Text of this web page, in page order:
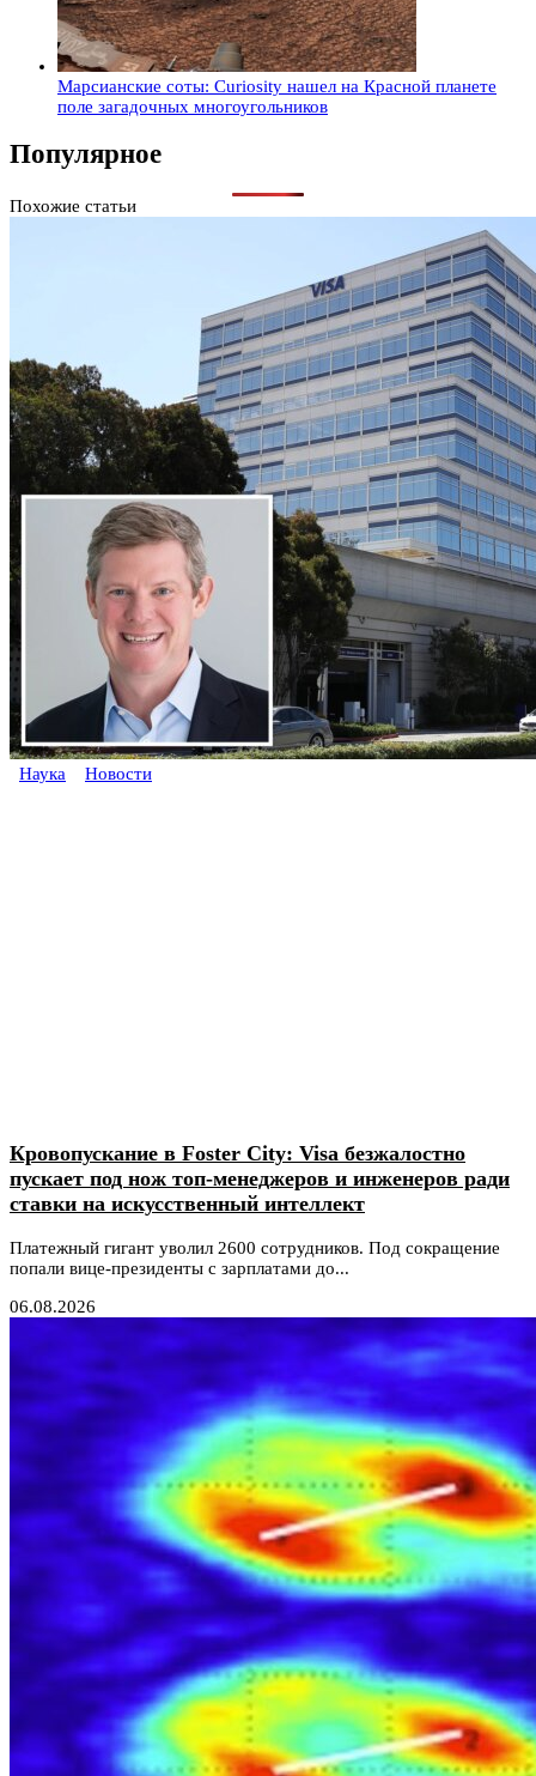
Марсианские соты: Curiosity нашел на Красной планете
поле загадочных многоугольников
Популярное
Похожие статьи
Наука Новости
Кровопускание в Foster City: Visa безжалостно
пускает под нож топ-менеджеров и инженеров ради
ставки на искусственный интеллект
Платежный гигант уволил 2600 сотрудников. Под сокращение
попали вице-президенты с зарплатами до...
06.08.2026